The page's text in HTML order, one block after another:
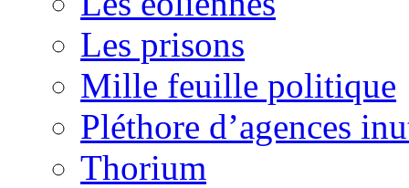
Les prisons
Mille feuille politique
Pléthore d’agences
Thorium